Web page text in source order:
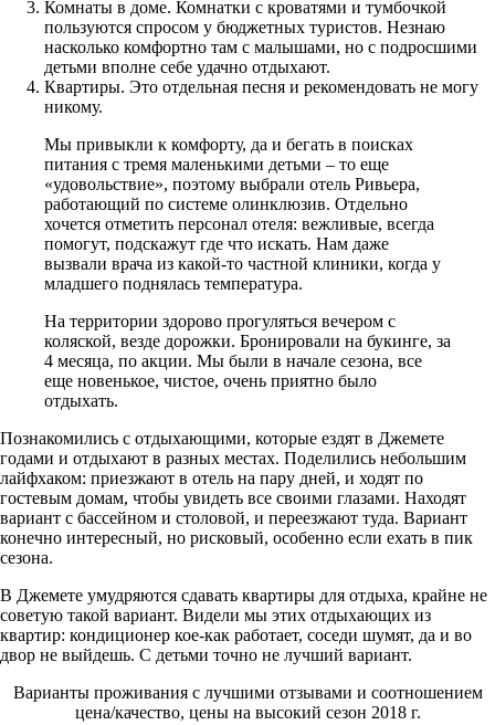
Комнаты в доме. Комнатки с кроватями и тумбочкой
пользуются спросом у бюджетных туристов. Незнаю
насколько комфортно там с малышами, но с подросшими
детьми вполне себе удачно отдыхают.
Квартиры. Это отдельная песня и рекомендовать не могу
никому.
Мы привыкли к комфорту, да и бегать в поисках
питания с тремя маленькими детьми – то еще
«удовольствие», поэтому выбрали отель Ривьера,
работающий по системе олинклюзив. Отдельно
хочется отметить персонал отеля: вежливые, всегда
помогут, подскажут где что искать. Нам даже
вызвали врача из какой-то частной клиники, когда у
младшего поднялась температура.
На территории здорово прогуляться вечером с
коляской, везде дорожки. Бронировали на букинге, за
4 месяца, по акции. Мы были в начале сезона, все
еще новенькое, чистое, очень приятно было
отдыхать.
Познакомились с отдыхающими, которые ездят в Джемете
годами и отдыхают в разных местах. Поделились небольшим
лайфхаком: приезжают в отель на пару дней, и ходят по
гостевым домам, чтобы увидеть все своими глазами. Находят
вариант с бассейном и столовой, и переезжают туда. Вариант
конечно интересный, но рисковый, особенно если ехать в пик
сезона.
В Джемете умудряются сдавать квартиры для отдыха, крайне не
советую такой вариант. Видели мы этих отдыхающих из
квартир: кондиционер кое-как работает, соседи шумят, да и во
двор не выйдешь. С детьми точно не лучший вариант.
Варианты проживания с лучшими отзывами и соотношением
цена/качество, цены на высокий сезон 2018 г.